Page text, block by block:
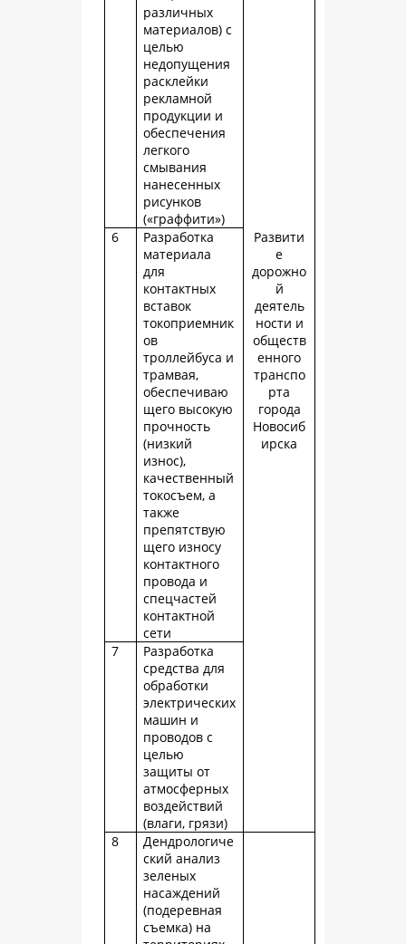
различных
материалов) с
целью
недопущения
расклейки
рекламной
продукции и
обеспечения
легкого
смывания
нанесенных
рисунков
(«граффити»)
Развити
е
дорожно
й
деятель
ности и
обществ
енного
транспо
рта
города
Новосиб
ирска
6
Разработка
материала
для
контактных
вставок
токоприемник
ов
троллейбуса и
трамвая,
обеспечиваю
щего высокую
прочность
(низкий
износ),
качественный
токосъем, а
также
препятствую
щего износу
контактного
провода и
спецчастей
контактной
сети
7
Разработка
средства для
обработки
электрических
машин и
проводов с
целью
защиты от
атмосферных
воздействий
(влаги, грязи)
8
Дендрологиче
ский анализ
зеленых
насаждений
(подеревная
съемка) на